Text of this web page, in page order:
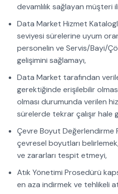
devamlılık sağlayan müşteri
Data Market Hizmet
seviyesi sürelerine uyum
personelin ve Servis/Bayi/
gelişimini sağlamayı,
Data Market tarafından
gerektiğinde erişilebilir
olması durumunda verilen
sürelerde tekrar çalışır hale
Çevre Boyut
çevresel boyutları
ve zararları tespit etmeyi,
Atık Yönetimi Prosedürü
en aza indirmek ve tehlikeli